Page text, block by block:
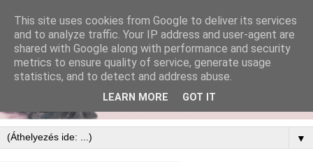
▼
This site uses cookies from Google to deliver its services
and to analyze traffic. Your IP address and user-agent are
shared with Google along with performance and security
metrics to ensure quality of service, generate usage
statistics, and to detect and address abuse.
LEARN MORE GOT IT